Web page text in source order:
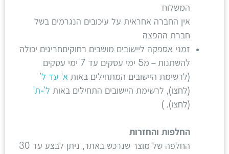
המשלוח
אין החברה אחראית על עיכובים הנגרמים בשל
חברת ההפצה
זמני אספקה ליישובים מושבים רחוקיםחריגים יכולה
להשתנות – מ5 ימי עסקים עד 7 ימי עסקים
(לרשימת היישובים המתחילים באותא' עד ל'
(לחצו), לרשימת היישובים התחילים באותל'-ת'
(לחצו). )
החלפות והחזרות
החלפה של מוצר שנרכש באתר, ניתן לבצע עד 30